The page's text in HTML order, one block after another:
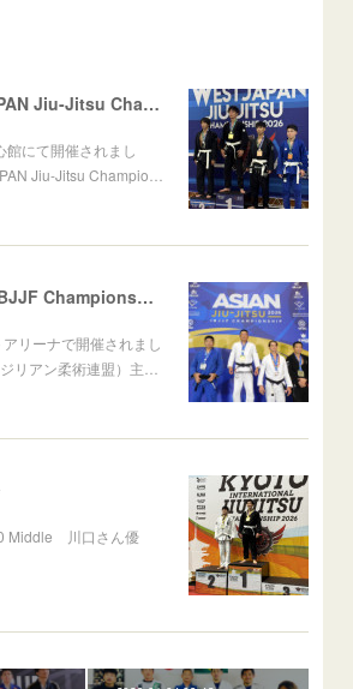
ASJJF WEST JAPAN Jiu-Jitsu Championship
館にて開催されまし
Jiu-Jitsu Champio…
Asian Jiu-Jitsu IBJJF Championship 2026
リーナで開催されまし
リアン柔術連盟）主…
Middle 川口さん優